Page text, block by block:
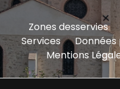
Zones desservies
Services
Données
Mentions